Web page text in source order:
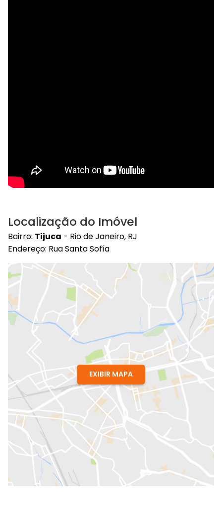
Localização do Imóvel
Bairro: Tijuca - Rio de Janeiro, RJ
Endereço: Rua Santa Sofía
EXIBIR MAPA